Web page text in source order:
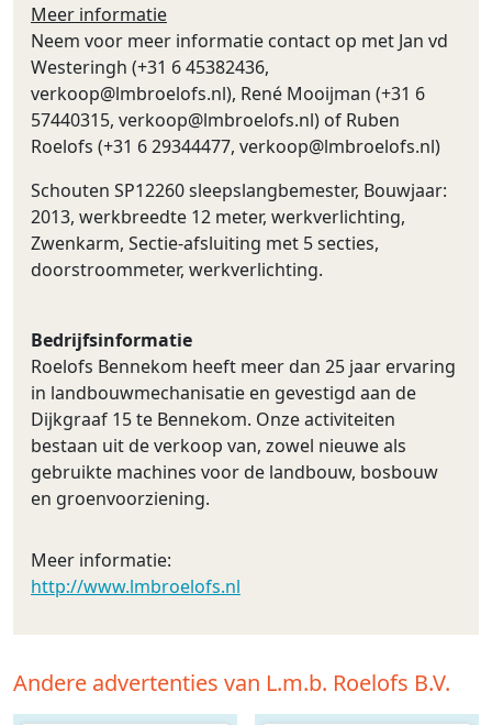
Meer informatie
Neem voor meer informatie contact op met Jan vd
Westeringh (+31 6 45382436,
verkoop@lmbroelofs.nl), René Mooijman (+31 6
57440315, verkoop@lmbroelofs.nl) of Ruben
Roelofs (+31 6 29344477, verkoop@lmbroelofs.nl)
Schouten SP12260 sleepslangbemester, Bouwjaar:
2013, werkbreedte 12 meter, werkverlichting,
Zwenkarm, Sectie-afsluiting met 5 secties,
doorstroommeter, werkverlichting.
Bedrijfsinformatie
Roelofs Bennekom heeft meer dan 25 jaar ervaring
in landbouwmechanisatie en gevestigd aan de
Dijkgraaf 15 te Bennekom. Onze activiteiten
bestaan uit de verkoop van, zowel nieuwe als
gebruikte machines voor de landbouw, bosbouw
en groenvoorziening.
Meer informatie:
http://www.lmbroelofs.nl
Andere advertenties van L.m.b. Roelofs B.V.